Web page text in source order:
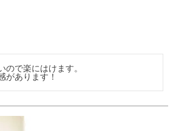
ので楽にはけます。
があります！